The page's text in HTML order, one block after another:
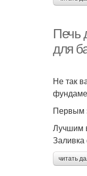
Печь
для
Не так
Первым
Лучшим
читать